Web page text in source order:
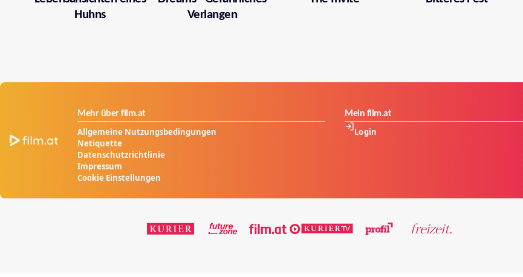
Huhns
Verlangen
Mehr über film.at
Allgemeine Nutzungsbedingungen
Netiquette
Datenschutzrichtlinie
Impressum
Cookie Einstellungen
Mein film.at
Login